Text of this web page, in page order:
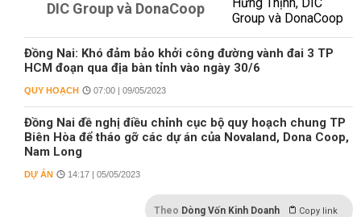
DIC Group và DonaCoop
Đồng Nai: Khó đảm bảo khởi công đường vành đai 3 TP
HCM đoạn qua địa bàn tỉnh vào ngày 30/6
QUY HOẠCH 07:00 | 09/05/2023
Đồng Nai đề nghị điều chỉnh cục bộ quy hoạch chung TP
Biên Hòa để tháo gỡ các dự án của Novaland, Dona Coop,
Nam Long
DỰ ÁN 14:17 | 05/05/2023
Theo Dòng Vốn Kinh Doanh Copy link